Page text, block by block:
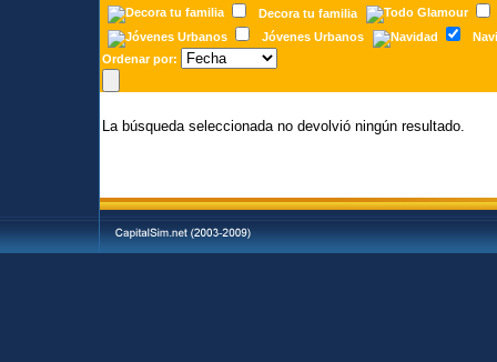
Decora tu familia
Jóvenes Urbanos
Ordenar por:
La búsqueda seleccionada no devolvió ningún resultado.